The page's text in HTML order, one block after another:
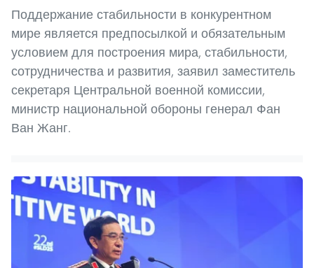
Поддержание стабильности в конкурентном
мире является предпосылкой и обязательным
условием для построения мира, стабильности,
сотрудничества и развития, заявил заместитель
секретаря Центральной военной комиссии,
министр национальной обороны генерал Фан
Ван Жанг.